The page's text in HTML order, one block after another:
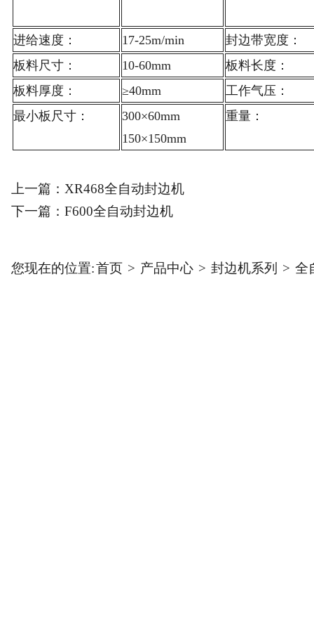
进给速度： 17-25m/min
封边带宽度：
板料尺寸：
10-60mm
板料长度：
板料厚度：
≥40mm
工作气压：
最小板尺寸：
300×60mm
150×150mm
重量：
上一篇： XR468全自动封边机
下一篇： F600全自动封边机
您现在的位置:首页 > 产品中心 > 封边机系列 > 全